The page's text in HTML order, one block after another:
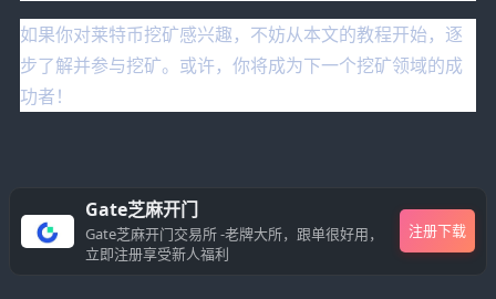
如果你对莱特币挖矿感兴趣，不妨从本文的教程开始，逐
步了解并参与挖矿。或许，你将成为下一个挖矿领域的成
功者！
Gate芝麻开门
Gate芝麻开门交易所 -老牌大所，跟单很好用，
立即注册享受新人福利
注册下载